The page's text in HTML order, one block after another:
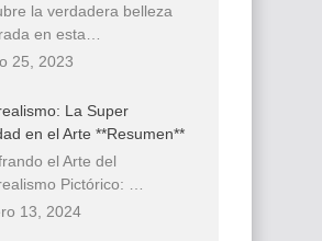
la verdadera belleza
en esta…
25, 2023
La Super
en el Arte **Resumen**
el Arte del
Pictórico: …
13, 2024